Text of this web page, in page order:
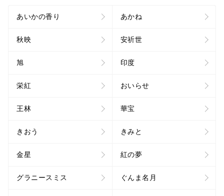
あいかの香り あかね
秋映 安祈世
旭 印度
栄紅 おいらせ
王林 華宝
きおう きみと
金星 紅の夢
グラニースミス ぐんま名月